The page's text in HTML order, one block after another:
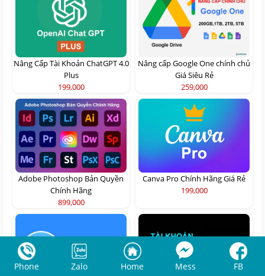
Nâng Cấp Tài Khoản ChatGPT 4.0
Plus
199,000
Nâng cấp Google One chính chủ
Giá Siêu Rẻ
259,000
Adobe Photoshop Bản Quyền
Chính Hãng
899,000
Canva Pro Chính Hãng Giá Rẻ
199,000
Phone Zalo Home Mess FB